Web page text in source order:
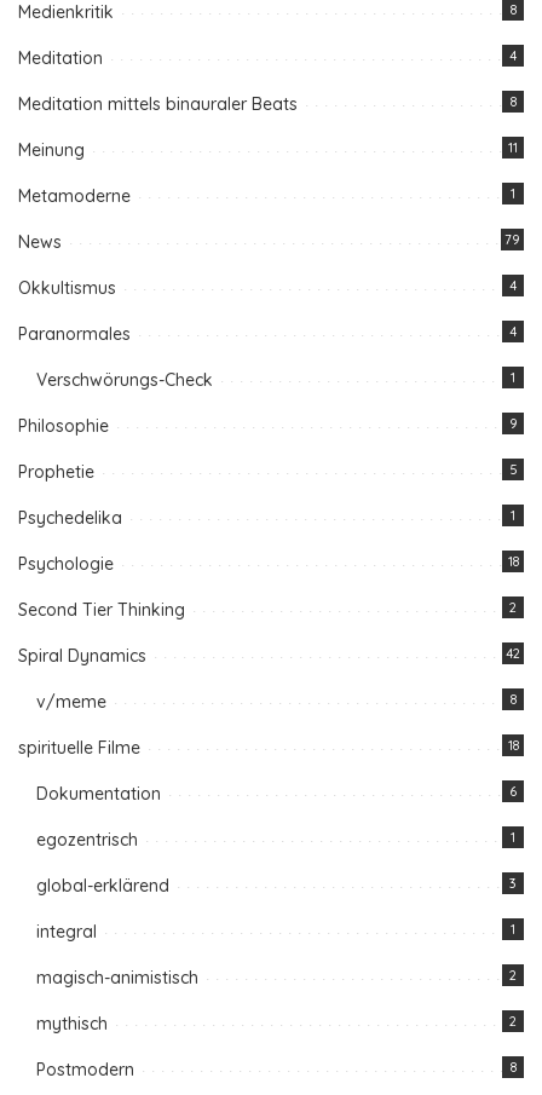
Medienkritik 8
Meditation 4
Meditation mittels binauraler Beats 8
Meinung 11
Metamoderne 1
News 79
Okkultismus 4
Paranormales 4
Verschwörungs-Check 1
Philosophie 9
Prophetie 5
Psychedelika 1
Psychologie 18
Second Tier Thinking 2
Spiral Dynamics 42
v/meme 8
spirituelle Filme 18
Dokumentation 6
egozentrisch 1
global-erklärend 3
integral 1
magisch-animistisch 2
mythisch 2
Postmodern 8